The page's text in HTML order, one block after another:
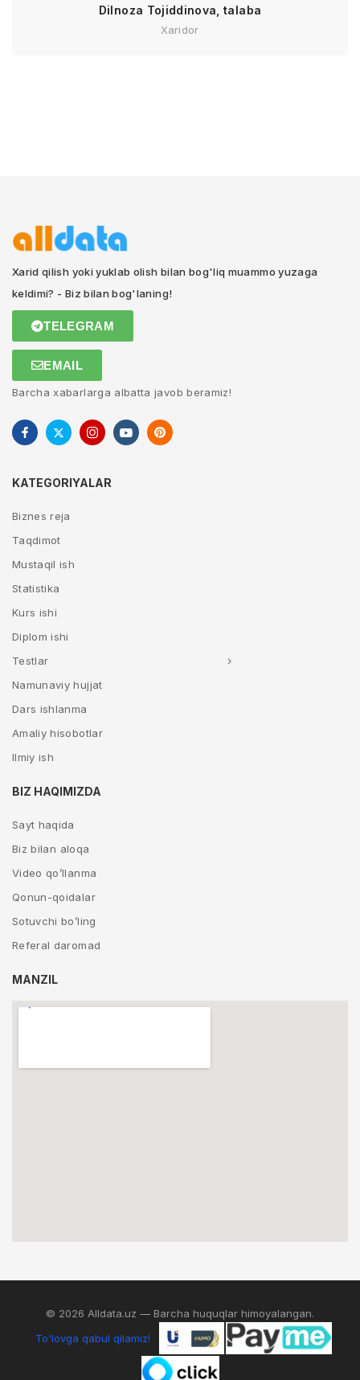
Dilnoza Tojiddinova, talaba
Xaridor
Xarid qilish yoki yuklab olish bilan bog'liq muammo yuzaga
keldimi? - Biz bilan bog'laning!
TELEGRAM
EMAIL
Barcha xabarlarga albatta javob beramiz!
KATEGORIYALAR
Biznes reja
Taqdimot
Mustaqil ish
Statistika
Kurs ishi
Diplom ishi
Testlar
Namunaviy hujjat
Dars ishlanma
Amaliy hisobotlar
Ilmiy ish
BIZ HAQIMIZDA
Sayt haqida
Biz bilan aloqa
Video qo’llanma
Qonun-qoidalar
Sotuvchi bo’ling
Referal daromad
MANZIL
© 2026 Alldata.uz — Barcha huquqlar himoyalangan.
To'lovga qabul qilamiz!